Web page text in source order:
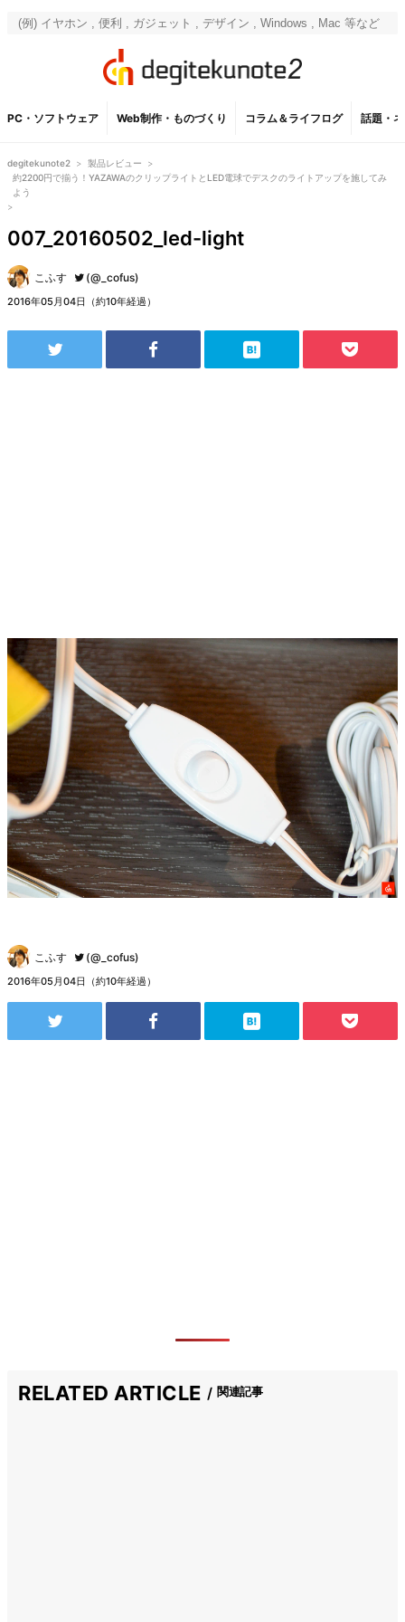
PC・ソフトウェア Web制作・ものづくり コラム＆ライフログ 話題・
degitekunote2 > 製品レビュー
>
約2200円で揃う！YAZAWAのクリップライトとLED電球でデスクのライトアップを施してみ
よう
>
007_20160502_led-light
こふす (@_cofus)
2016年05月04日（約10年経過）
こふす (@_cofus)
2016年05月04日（約10年経過）
RELATED ARTICLE 関連記事